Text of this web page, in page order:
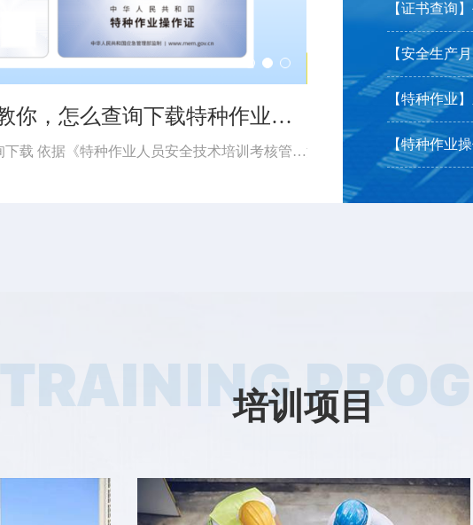
【证书查询】手把手教你，怎么查询下载特种作业操作证...
特种作业操作证 手把手教你查询下载 依据《特种作业人员安全技术培训考核管理规定》（应急管理部令第19号）《应急管理部办公厅关于更新特种作业操作证式样的通知》（应急厅〔2026〕14号）应急管理部对特种作业操作证式样进行了调整新版证书式样自2026年6月1日起正式启用。如果查询下载特种作业操作证...
【消防设施操作
TRAINING培训项目